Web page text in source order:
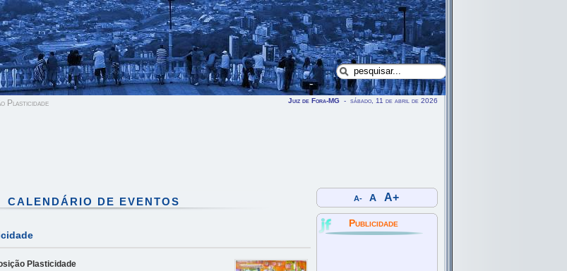
Plasticidade Juiz de Fora-MG - sábado, 11 de abril de 2026
CALENDÁRIO DE EVENTOS
Plasticidade
A- A A+
Publicidade